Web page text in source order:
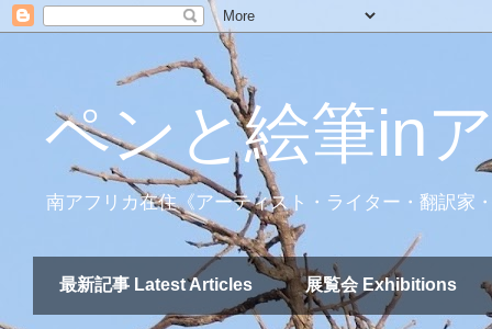
ペンと絵筆in
南アフリカ在住《アーティスト・ライター・翻訳家
最新記事 Latest Articles 展覧会 Exhibitions